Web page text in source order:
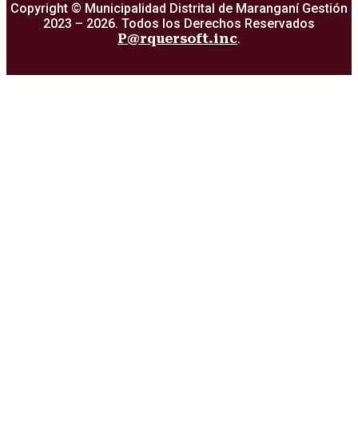
Copyright © Municipalidad Distrital de Maranganí Gestión
2023 – 2026. Todos los Derechos Reservados
P@rquersoft.inc.